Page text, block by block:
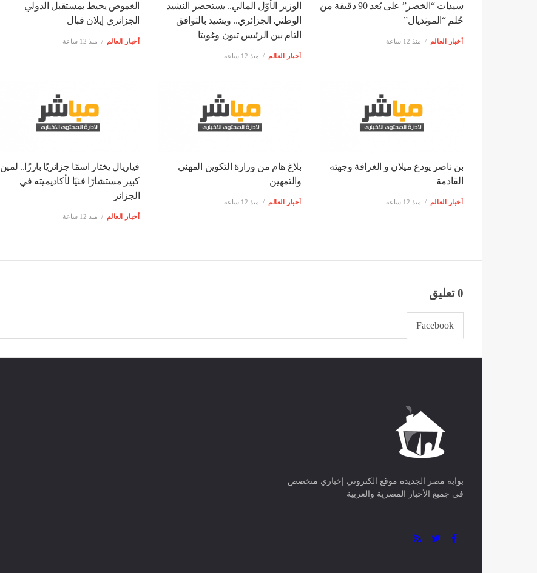
سيدات “الخضر” على بُعد 90 دقيقة من
حُلم “المونديال”
أخبار العالم منذ 12 ساعة
الوزير الأوّل المالي.. يستحضر النشيد
الوطني الجزائري.. ويشيد بالتوافق
التام بين الرئيس تبون وغويتا
أخبار العالم منذ 12 ساعة
الغموض يحيط بمستقبل الدولي
الجزائري إيلان قبال
أخبار العالم منذ 12 ساعة
بن ناصر يودع ميلان و الغرافة وجهته
القادمة
أخبار العالم منذ 12 ساعة
بلاغ هام من وزارة التكوين المهني
والتمهين
أخبار العالم منذ 12 ساعة
فياريال يختار اسمًا جزائريًا بارزًا.. لمين
كبير مستشارًا فنيًا لأكاديميته في
الجزائر
أخبار العالم منذ 12 ساعة
0 تعليق
Facebook
بوابة مصر الجديدة موقع الكتروني إخباري متخصص
في جميع الأخبار المصرية والعربية